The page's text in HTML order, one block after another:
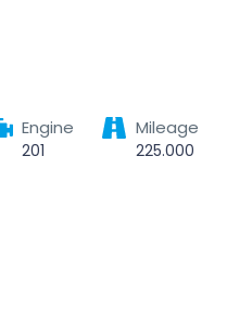
Engine
201
Mileage
225.000